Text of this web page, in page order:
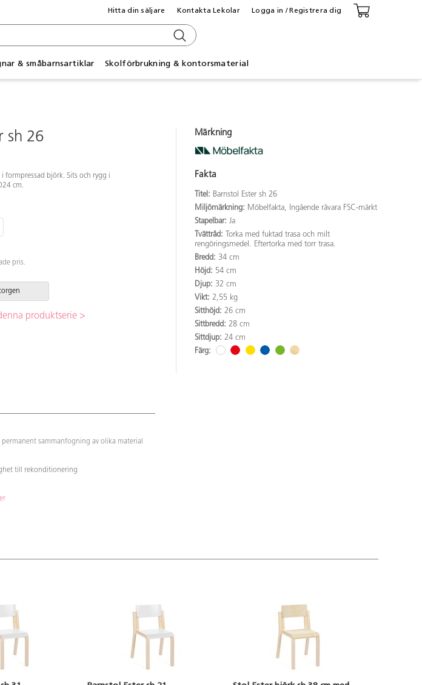
& småbarnsartiklar Skolförbrukning & kontorsmaterial
Hitta din säljare Kontakta Lekolar Logga in / Registrera dig
sh 26
formpressad björk. Sits och rygg i
cm.
pris.
produktserie >
Märkning
Fakta
Titel: Barnstol Ester sh 26
Miljömärkning: Möbelfakta, Ingående råvara FSC-märkt
Stapelbar: Ja
Tvättråd:
Torka med fuktad trasa och milt
rengöringsmedel. Eftertorka med torr trasa.
Bredd: 34 cm
Höjd: 54 cm
Djup: 32 cm
Vikt: 2,55 kg
Sitthöjd: 26 cm
Sittbredd: 28 cm
Sittdjup: 24 cm
Färg:
permanent sammanfogning av olika material
till rekonditionering